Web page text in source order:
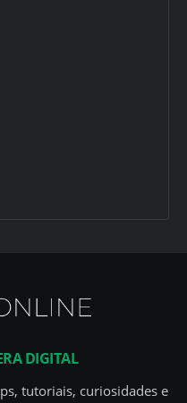
DIGITAL
tutoriais, curiosidades e